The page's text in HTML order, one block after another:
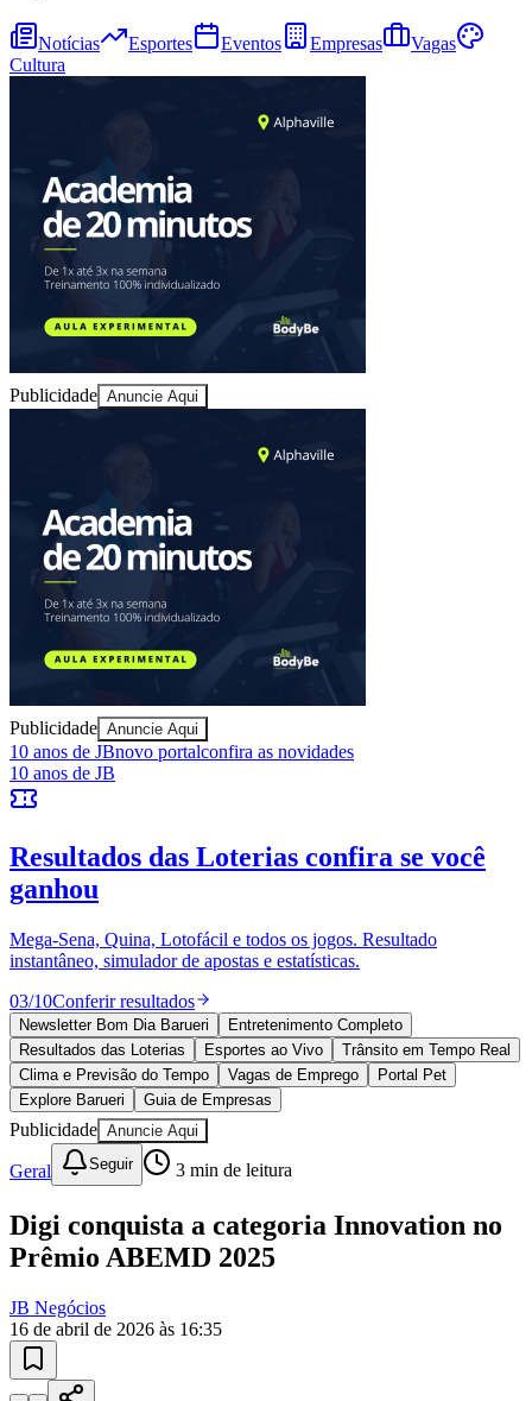
Ceará
Goiás
Notícias Esportes Eventos Empresas
Vagas
Cultura
Publicidade Anuncie Aqui
Publicidade Anuncie Aqui
10 anos de JBnovo portalconfira as novidades
10 anos de JB
Resultados das Loterias confira se você
ganhou
Mega-Sena, Quina, Lotofácil e todos os jogos. Resultado
instantâneo, simulador de apostas e estatísticas.
03/10Conferir resultados
Newsletter Bom Dia Barueri
Entretenimento Completo
Resultados das Loterias
Esportes ao Vivo
Trânsito em Tempo Real
Clima e Previsão do Tempo
Vagas de Emprego
Portal Pet
Explore Barueri
Guia de Empresas
Publicidade Anuncie Aqui
Geral Seguir 3 min de leitura
Digi conquista a categoria Innovation no
Prêmio ABEMD 2025
JB Negócios
16 de abril de 2026 às 16:35